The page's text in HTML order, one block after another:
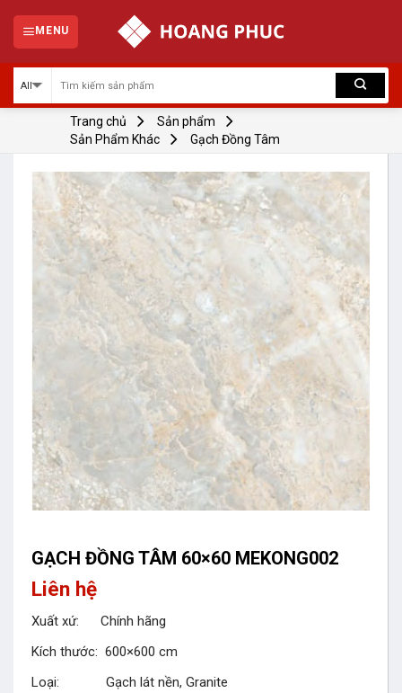
content
MENU
Trang chủ
Sản phẩm
Sản Phẩm Khác
Gạch Đồng Tâm
GẠCH ĐỒNG TÂM 60×60 MEKONG002
Liên hệ
Xuất xứ: Chính hãng
Kích thước: 600×600 cm
Loại: Gạch lát nền, Granite